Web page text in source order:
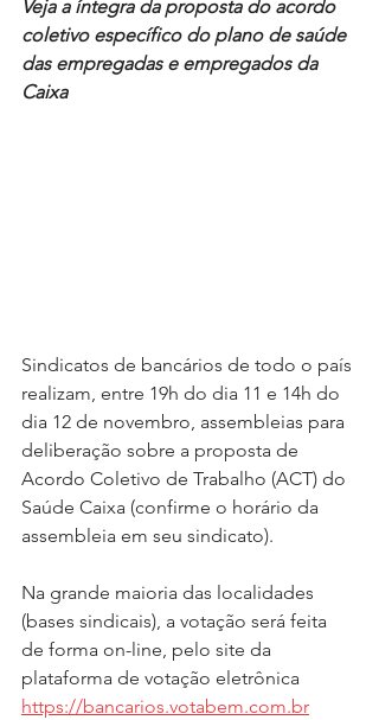
Veja a íntegra da proposta do acordo
coletivo específico do plano de saúde
das empregadas e empregados da
Caixa
Sindicatos de bancários de todo o país
realizam, entre 19h do dia 11 e 14h do
dia 12 de novembro, assembleias para
deliberação sobre a proposta de
Acordo Coletivo de Trabalho (ACT) do
Saúde Caixa (confirme o horário da
assembleia em seu sindicato).
Na grande maioria das localidades
(bases sindicais), a votação será feita
de forma on-line, pelo site da
plataforma de votação eletrônica
https://bancarios.votabem.com.br